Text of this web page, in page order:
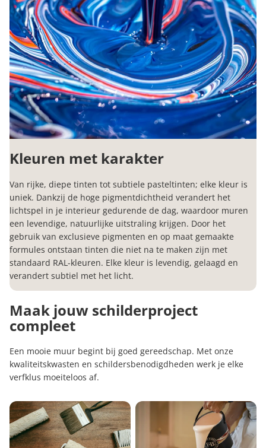
Kleuren met karakter
Van rijke, diepe tinten tot subtiele pasteltinten; elke kleur is
uniek. Dankzij de hoge pigmentdichtheid verandert het
lichtspel in je interieur gedurende de dag, waardoor muren
een levendige, natuurlijke uitstraling krijgen. Door het
gebruik van exclusieve pigmenten en op maat gemaakte
formules ontstaan tinten die niet na te maken zijn met
standaard RAL-kleuren. Elke kleur is levendig, gelaagd en
verandert subtiel met het licht.
Maak jouw schilderproject
compleet
Een mooie muur begint bij goed gereedschap. Met onze
kwaliteitskwasten en schildersbenodigdheden werk je elke
verfklus moeiteloos af.
Kwasten en rollers Farrow & Ball Primers